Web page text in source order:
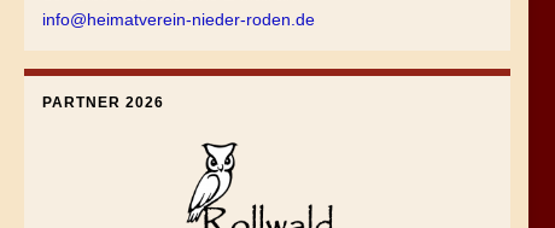
info@heimatverein-nieder-roden.de
PARTNER 2026